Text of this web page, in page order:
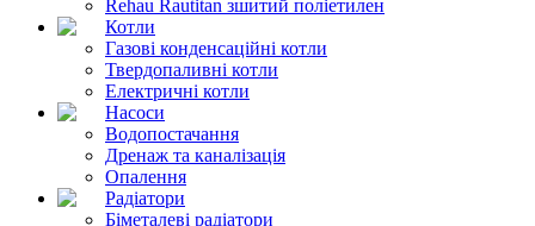
Rehau Rautitan зшитий поліетилен
Котли
Газові конденсаційні котли
Твердопаливні котли
Електричні котли
Насоси
Водопостачання
Дренаж та каналізація
Опалення
Радіатори
Біметалеві радіатори